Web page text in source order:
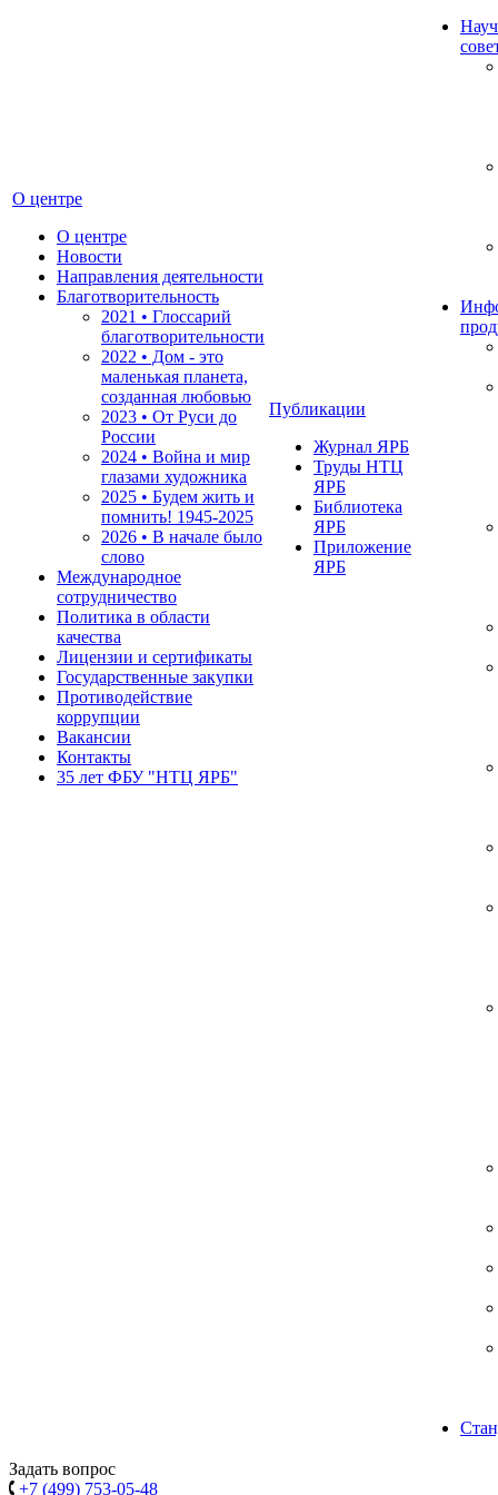
О центре
О центре
Новости
Направления деятельности
Благотворительность
2021 • Глоссарий
благотворительности
2022 • Дом - это
маленькая планета,
созданная любовью
2023 • От Руси до
России
2024 • Война и мир
глазами художника
2025 • Будем жить и
помнить! 1945-2025
2026 • В начале было
слово
Международное
сотрудничество
Политика в области
качества
Лицензии и сертификаты
Государственные закупки
Противодействие
коррупции
Вакансии
Контакты
35 лет ФБУ "НТЦ ЯРБ"
Публикации
Журнал ЯРБ
Труды НТЦ
ЯРБ
Библиотека
ЯРБ
Приложение
ЯРБ
Задать вопрос
+7 (499) 753-05-48